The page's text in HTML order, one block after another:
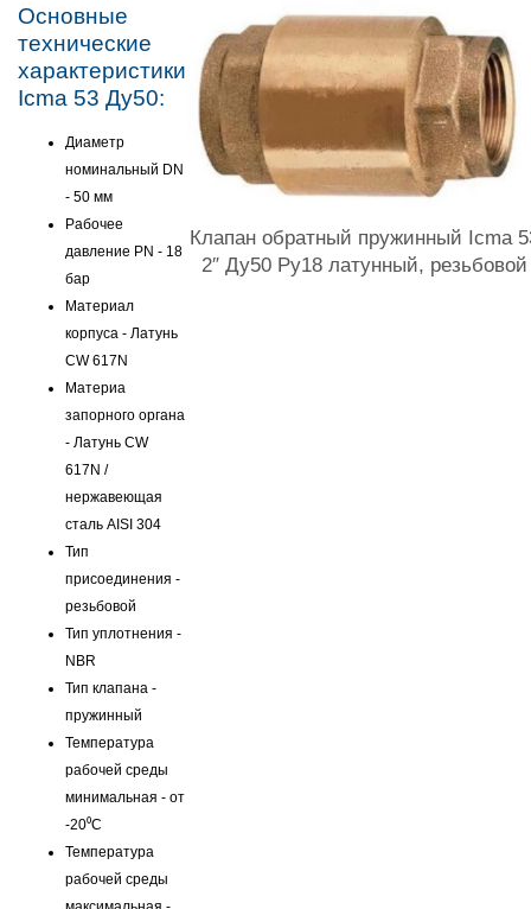
Основные
технические
характеристики
Icma 53 Ду50:
Диаметр
номинальный DN
- 50 мм
Рабочее
давление PN - 18
бар
Материал
корпуса - Латунь
CW 617N
Материа
запорного органа
- Латунь CW
617N /
нержавеющая
сталь AISI 304
Тип
присоединения -
резьбовой
Тип уплотнения -
NBR
Тип клапана -
пружинный
Температура
рабочей среды
минимальная - от
-20⁰C
Температура
рабочей среды
Клапан обратный пружинный Icma
2″ Ду50 Ру18 латунный, резьбовой